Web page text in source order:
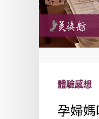
體驗感想
孕婦媽